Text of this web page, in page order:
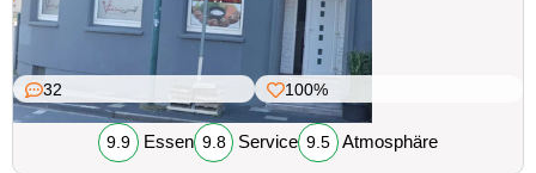
32 100%
9.9 Essen 9.8 Service 9.5 Atmosphäre